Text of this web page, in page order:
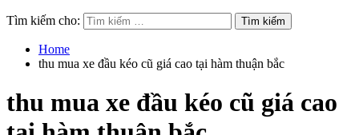
Tìm kiếm cho:
Home
thu mua xe đầu kéo cũ giá cao tại hàm thuận bắc
thu mua xe đầu kéo cũ giá cao